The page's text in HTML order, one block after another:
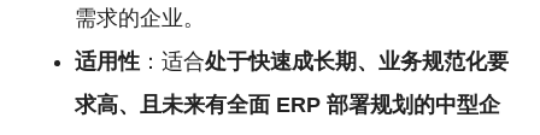
需求的企业。
适用性 ：适合处于快速成长期、业务规范化要
求高、且未来有全面 ERP 部署规划的中型企